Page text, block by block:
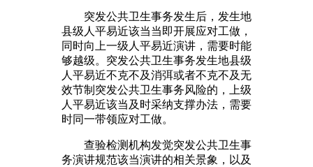
突发公共卫生事务发生后，发生地
县级人平易近该当当即开展应对工做，
同时向上一级人平易近演讲，需要时能
够越级。突发公共卫生事务发生地县级
人平易近不克不及消弭或者不克不及无
效节制突发公共卫生事务风险的，上级
人平易近该当及时采纳支撑办法，需要
时同一带领应对工做。
查验检测机构发觉突发公共卫生事
务演讲规范该当演讲的相关景象，以及